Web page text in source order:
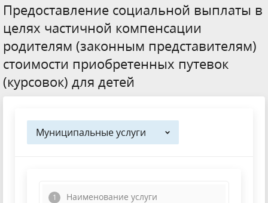
Предоставление социальной выплаты в
целях частичной компенсации
родителям (законным представителям)
стоимости приобретенных путевок
(курсовок) для детей
Муниципальные услуги
Наименование услуги